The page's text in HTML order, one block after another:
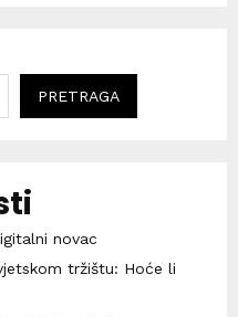
PRETRAGA
novac
tržištu: Hoće li